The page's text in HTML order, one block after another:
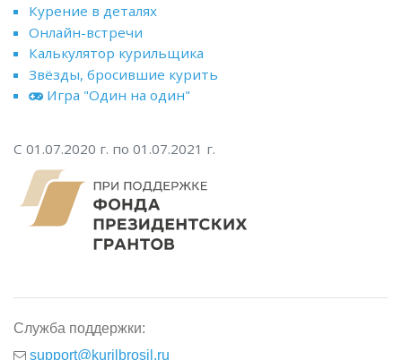
Курение в деталях
Онлайн-встречи
Калькулятор курильщика
Звёзды, бросившие курить
Игра "Один на один"
С 01.07.2020 г. по 01.07.2021 г.
Служба поддержки:
support@kurilbrosil.ru